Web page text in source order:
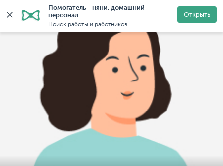
Помогатель - няни, домашний
персонал
Поиск работы и работников
Открыть
Главная Няни Няни в Москве Няни у метро